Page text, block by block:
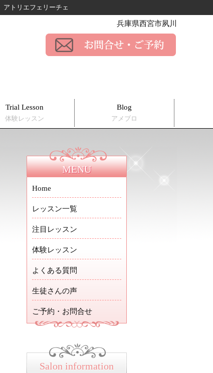
アトリエフェリーチェ
兵庫県西宮市夙川
Trial Lesson
体験レッスン
Blog
アメブロ
MENU
Home
レッスン一覧
注目レッスン
体験レッスン
よくある質問
生徒さんの声
ご予約・お問合せ
Salon information